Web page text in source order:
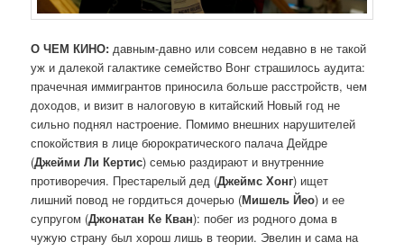
О ЧЕМ КИНО:давным-давно или совсем недавно в не такой
уж и далекой галактике семейство Вонг страшилось аудита:
прачечная иммигрантов приносила больше расстройств, чем
доходов, и визит в налоговую в китайский Новый год не
сильно поднял настроение. Помимо внешних нарушителей
спокойствия в лице бюрократического палача Дейдре
(Джейми Ли Кертис) семью раздирают и внутренние
противоречия. Престарелый дед (Джеймс Хонг) ищет
лишний повод не гордиться дочерью (Мишель Йео) и ее
супругом (Джонатан Ке Кван): побег из родного дома в
чужую страну был хорош лишь в теории. Эвелин и сама на